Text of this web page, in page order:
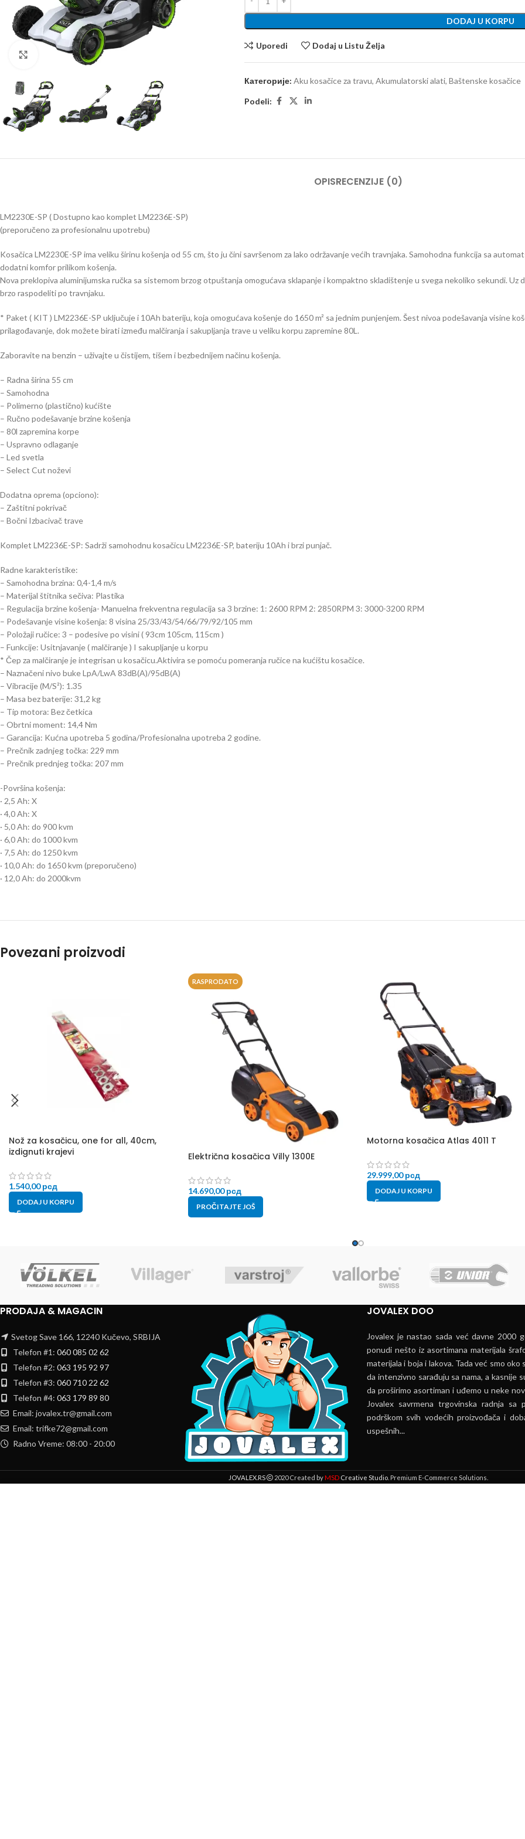
Kliknite za uvećanje
DODAJ U KORPU
Uporedi Dodaj u Listu Želja
Категорије: Aku kosačice za travu, Akumulatorski alati, Baštenske kosačice
Podeli:
OPISRECENZIJE (0)
LM2230E-SP ( Dostupno kao komplet LM2236E-SP)
(preporučeno za profesionalnu upotrebu)
Kosačica LM2230E-SP ima veliku širinu košenja od 55 cm, što ju čini savršenom za lako održavanje većih travnjaka. Samohodna funkcija sa
dodatni komfor prilikom košenja.
Nova preklopiva aluminijumska ručka sa sistemom brzog otpuštanja omogućava sklapanje i kompaktno skladištenje u svega nekoliko sekundi. Uz
brzo raspodeliti po travnjaku.
* Paket ( KIT ) LM2236E-SP uključuje i 10Ah bateriju, koja omogućava košenje do 1650 m² sa jednim punjenjem. Šest nivoa podešavanja visine
prilagođavanje, dok možete birati između malčiranja i sakupljanja trave u veliku korpu zapremine 80L.
Zaboravite na benzin – uživajte u čistijem, tišem i bezbednijem načinu košenja.
– Radna širina 55 cm
– Samohodna
– Polimerno (plastično) kućište
– Ručno podešavanje brzine košenja
– 80l zapremina korpe
– Uspravno odlaganje
– Led svetla
– Select Cut noževi
Dodatna oprema (opciono):
– Zaštitni pokrivač
– Bočni Izbacivač trave
Komplet LM2236E-SP: Sadrži samohodnu kosačicu LM2236E-SP, bateriju 10Ah i brzi punjač.
Radne karakteristike:
– Samohodna brzina: 0,4-1,4 m/s
– Materijal štitnika sečiva: Plastika
– Regulacija brzine košenja- Manuelna frekventna regulacija sa 3 brzine: 1: 2600 RPM 2: 2850RPM 3: 3000-3200 RPM
– Podešavanje visine košenja: 8 visina 25/33/43/54/66/79/92/105 mm
– Položaji ručice: 3 – podesive po visini ( 93cm 105cm, 115cm )
– Funkcije: Usitnjavanje ( malčiranje ) I sakupljanje u korpu
* Čep za malčiranje je integrisan u kosačicu.Aktivira se pomoću pomeranja ručice na kućištu kosačice.
– Naznačeni nivo buke LpA/LwA 83dB(A)/95dB(A)
– Vibracije (M/S²): 1.35
– Masa bez baterije: 31,2 kg
– Tip motora: Bez četkica
– Obrtni moment: 14,4 Nm
– Garancija: Kućna upotreba 5 godina/Profesionalna upotreba 2 godine.
– Prečnik zadnjeg točka: 229 mm
– Prečnik prednjeg točka: 207 mm
-Površina košenja:
· 2,5 Ah: X
· 4,0 Ah: X
· 5,0 Ah: do 900 kvm
· 6,0 Ah: do 1000 kvm
· 7,5 Ah: do 1250 kvm
· 10,0 Ah: do 1650 kvm (preporučeno)
· 12,0 Ah: do 2000kvm
Povezani proizvodi
Nož za kosačicu, one for all, 40cm,
izdignuti krajevi
1.540,00рсд
DODAJ U KORPU
RASPRODATO
Električna kosačica Villy 1300E
14.690,00рсд
PROČITAJTE JOŠ
Motorna kosačica Atlas 4011 T
29.999,00рсд
DODAJ U KORPU
PRODAJA & MAGACIN
Svetog Save 166, 12240 Kučevo, SRBIJA
Telefon #1: 060 085 02 62
Telefon #2: 063 195 92 97
Telefon #3: 060 710 22 62
Telefon #4: 063 179 89 80
Email: jovalex.tr@gmail.com
Email: trifke72@gmail.com
Radno Vreme: 08:00 - 20:00
JOVALEX DOO
Jovalex je nastao sada već davne 2000
ponudi nešto iz asortimana materijala
materijala i boja i lakova. Tada već smo
da intenzivno sarađuju sa nama, a kasnije
da proširimo asortiman i uđemo u neke
Jovalex savrmena trgovinska radnja
podrškom svih vodećih proizvođača i
uspešnih...
JOVALEX.RS 2020 Created byMSDCreative Studio. Premium E-Commerce Solutions.